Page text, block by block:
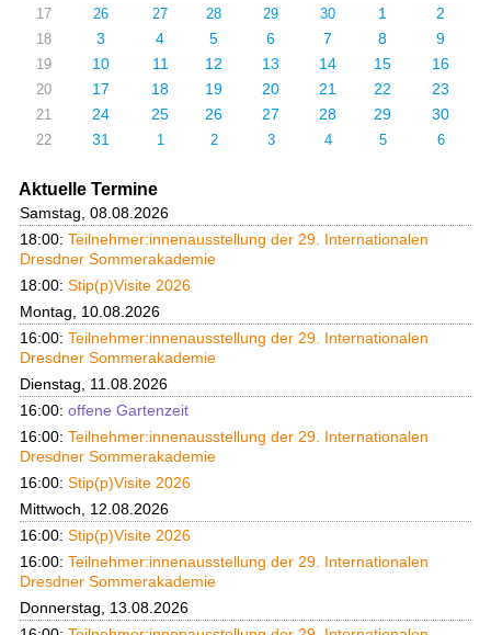
17 26 27 28 29 30 1 2
18 3 4 5 6 7 8 9
19 10 11 12 13 14 15 16
20 17 18 19 20 21 22 23
21 24 25 26 27 28 29 30
22 31 1 2 3 4 5 6
Aktuelle Termine
Samstag, 08.08.2026
18:00: Teilnehmer:innenausstellung der 29. Internationalen
Dresdner Sommerakademie
18:00: Stip(p)Visite 2026
Montag, 10.08.2026
16:00: Teilnehmer:innenausstellung der 29. Internationalen
Dresdner Sommerakademie
Dienstag, 11.08.2026
16:00: offene Gartenzeit
16:00: Teilnehmer:innenausstellung der 29. Internationalen
Dresdner Sommerakademie
16:00: Stip(p)Visite 2026
Mittwoch, 12.08.2026
16:00: Stip(p)Visite 2026
16:00: Teilnehmer:innenausstellung der 29. Internationalen
Dresdner Sommerakademie
Donnerstag, 13.08.2026